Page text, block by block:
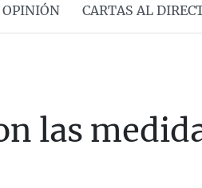
OPINIÓN CARTAS AL
las